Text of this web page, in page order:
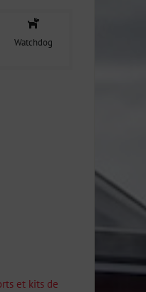
Watchdog
et kits de